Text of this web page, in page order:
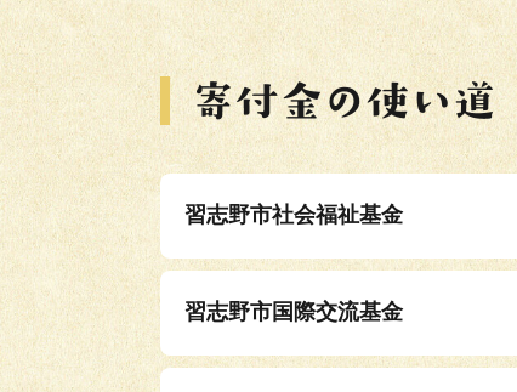
習志野市社会福祉基金
習志野市国際交流基金